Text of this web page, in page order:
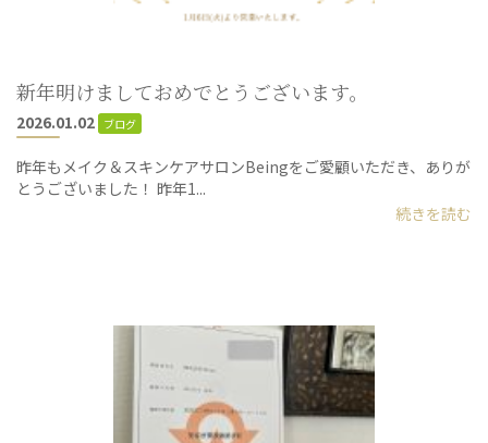
新年明けましておめでとうございます。
2026.01.02 ブログ
昨年もメイク＆スキンケアサロンBeingをご愛顧いただき、ありが
とうございました！ 昨年1...
続きを読む